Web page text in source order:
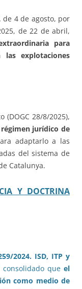
de 4 de agosto, por
de 22 de abril,
para
explotaciones
(DOGC 28/8/2025),
régimen jurídico de
adaptarlo a las
del sistema de
Catalunya.
Y DOCTRINA
2024. ISD, ITP y
que el
como medio de